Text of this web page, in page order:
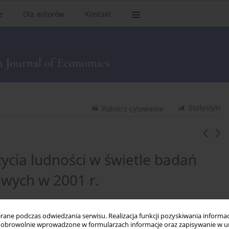
podczas odwiedzania serwisu. Realizacja funkcji pozyskiwania
wprowadzone w formularzach informacje oraz zapisywanie w
Dla autorów Kontakt
Statystyki
Pobierz cytowanie
ludności w świetle badań
w 2001 r.